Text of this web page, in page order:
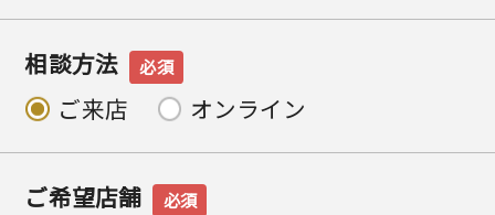
相談方法 必須
ご来店 オンライン
ご希望店舗 必須